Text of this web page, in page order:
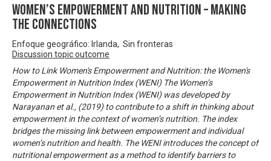
Women’s empowerment and nutrition – making
the connections
Enfoque geográfico: Irlanda, Sin fronteras
Discussion topic outcome
How to Link Women's Empowerment and Nutrition: the Women's
Empowerment in Nutrition Index (WENI) The Women’s
Empowerment in Nutrition Index (WENI) was developed by
Narayanan et al., (2019) to contribute to a shift in thinking about
empowerment in the context of women’s nutrition. The index
bridges the missing link between empowerment and individual
women’s nutrition and health. The WENI introduces the concept of
nutritional empowerment as a method to identify barriers to